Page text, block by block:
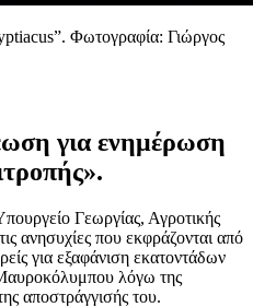
Φωτογραφία: Γιώργος
για ενημέρωση
Γεωργίας, Αγροτικής
ανησυχίες που εκφράζονται από
για εξαφάνιση εκατοντάδων
λόγω της
αποστράγγισής του.